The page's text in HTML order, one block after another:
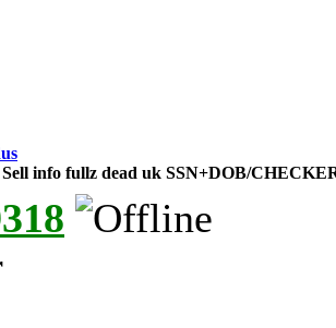
info fullz dead uk SSN+DOB/